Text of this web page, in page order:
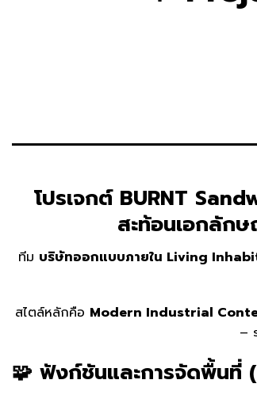
โปรเจกต์ BURNT
สะท้อนเอกลัก
ทีม บริษัทออกแบบภายใน Living
สไตล์หลักคือ Modern Industrial
–
🧩 ฟังก์ชันและการจัดพื้น